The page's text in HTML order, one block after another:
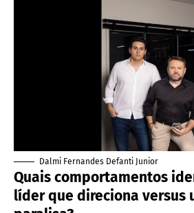
Dalmi Fernandes Defanti Junior
Quais comportamentos
líder que direciona versus